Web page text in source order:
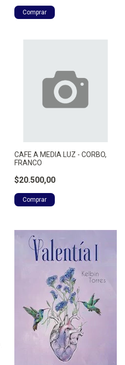
CAFE A MEDIA LUZ - CORBO,
FRANCO
$20.500,00